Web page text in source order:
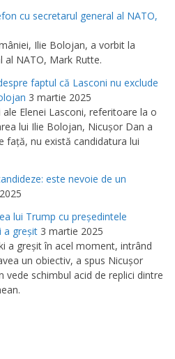
cu secretarul general al NATO,
Ilie Bolojan, a vorbit la
NATO, Mark Rutte.
faptul că Lasconi nu exclude
3 martie 2025
Elenei Lasconi, referitoare la o
lui Ilie Bolojan, Nicuşor Dan a
faţă, nu există candidatura lui
este nevoie de un
lui Trump cu preşedintele
a greşit 3 martie 2025
a greşit în acel moment, intrând
un obiectiv, a spus Nicuşor
vede schimbul acid de replici dintre